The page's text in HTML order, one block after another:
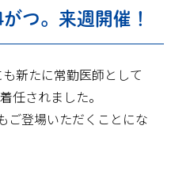
つ。来週開催！
新たに常勤医師として
されました。
ご登場いただくことにな